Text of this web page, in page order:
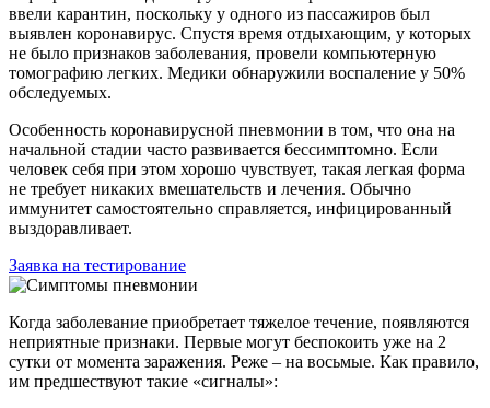
ввели карантин, поскольку у одного из пассажиров был
выявлен коронавирус. Спустя время отдыхающим, у которых
не было признаков заболевания, провели компьютерную
томографию легких. Медики обнаружили воспаление у 50%
обследуемых.
Особенность коронавирусной пневмонии в том, что она на
начальной стадии часто развивается бессимптомно. Если
человек себя при этом хорошо чувствует, такая легкая форма
не требует никаких вмешательств и лечения. Обычно
иммунитет самостоятельно справляется, инфицированный
выздоравливает.
Заявка на тестирование
Когда заболевание приобретает тяжелое течение, появляются
неприятные признаки. Первые могут беспокоить уже на 2
сутки от момента заражения. Реже – на восьмые. Как правило,
им предшествуют такие «сигналы»: